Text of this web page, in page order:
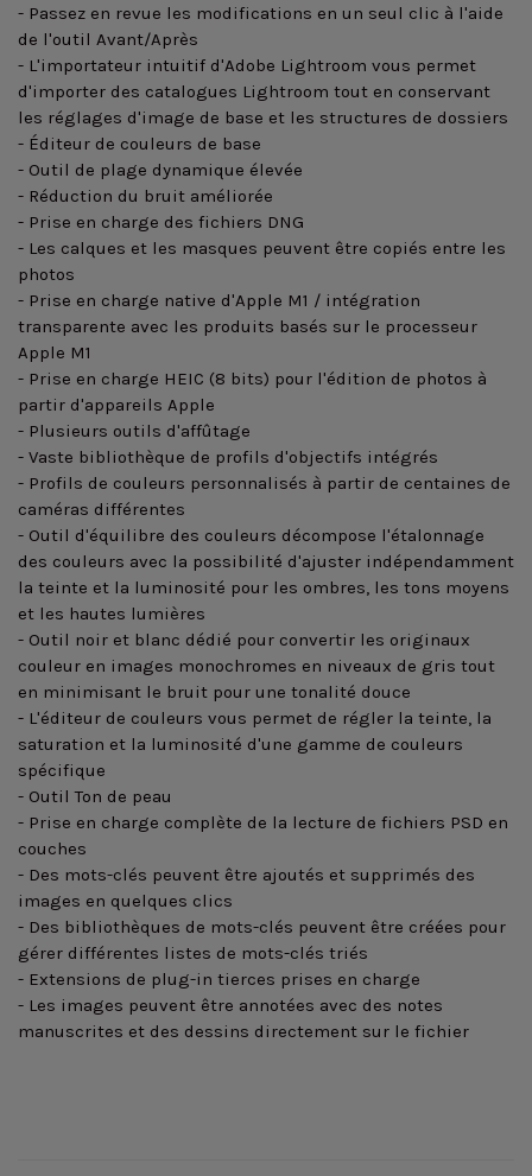
- Passez en revue les modifications en un seul clic à l'aide
de l'outil Avant/Après
- L'importateur intuitif d'Adobe Lightroom vous permet
d'importer des catalogues Lightroom tout en conservant
les réglages d'image de base et les structures de dossiers
- Éditeur de couleurs de base
- Outil de plage dynamique élevée
- Réduction du bruit améliorée
- Prise en charge des fichiers DNG
- Les calques et les masques peuvent être copiés entre les
photos
- Prise en charge native d'Apple M1 / ​​intégration
transparente avec les produits basés sur le processeur
Apple M1
- Prise en charge HEIC (8 bits) pour l'édition de photos à
partir d'appareils Apple
- Plusieurs outils d'affûtage
- Vaste bibliothèque de profils d'objectifs intégrés
- Profils de couleurs personnalisés à partir de centaines de
caméras différentes
- Outil d'équilibre des couleurs décompose l'étalonnage
des couleurs avec la possibilité d'ajuster indépendamment
la teinte et la luminosité pour les ombres, les tons moyens
et les hautes lumières
- Outil noir et blanc dédié pour convertir les originaux
couleur en images monochromes en niveaux de gris tout
en minimisant le bruit pour une tonalité douce
- L'éditeur de couleurs vous permet de régler la teinte, la
saturation et la luminosité d'une gamme de couleurs
spécifique
- Outil Ton de peau
- Prise en charge complète de la lecture de fichiers PSD en
couches
- Des mots-clés peuvent être ajoutés et supprimés des
images en quelques clics
- Des bibliothèques de mots-clés peuvent être créées pour
gérer différentes listes de mots-clés triés
- Extensions de plug-in tierces prises en charge
- Les images peuvent être annotées avec des notes
manuscrites et des dessins directement sur le fichier